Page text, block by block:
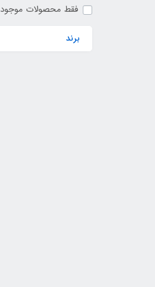
فقط محصولات موجود
برند